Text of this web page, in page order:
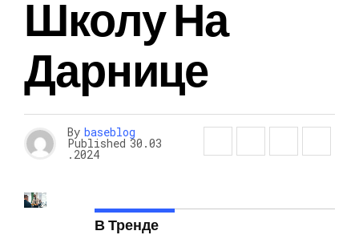
Школу На
Дарнице
By baseblog
Published 30.03
.2024
В Тренде